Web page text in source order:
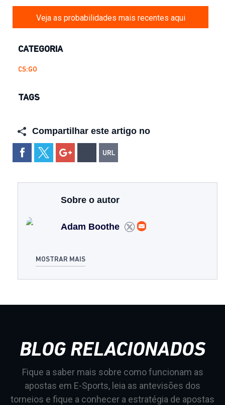
Veja as probabilidades mais recentes aqui
CATEGORIA
CS:GO
TAGS
Compartilhar este artigo no
Sobre o autor
Adam Boothe
MOSTRAR MAIS
BLOG RELACIONADOS
Fique a saber mais sobre como funcionam as
apostas em E-Sports, leia as antevisões dos
torneios e fique a conhecer a estratégia de apostas